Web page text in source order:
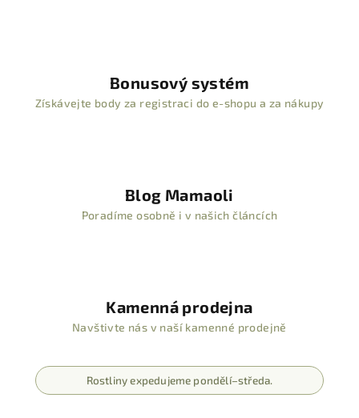
Bonusový systém
Získávejte body za registraci do e-shopu a za nákupy
Blog Mamaoli
Poradíme osobně i v našich článcích
Kamenná prodejna
Navštivte nás v naší kamenné prodejně
Rostliny expedujeme pondělí–středa.